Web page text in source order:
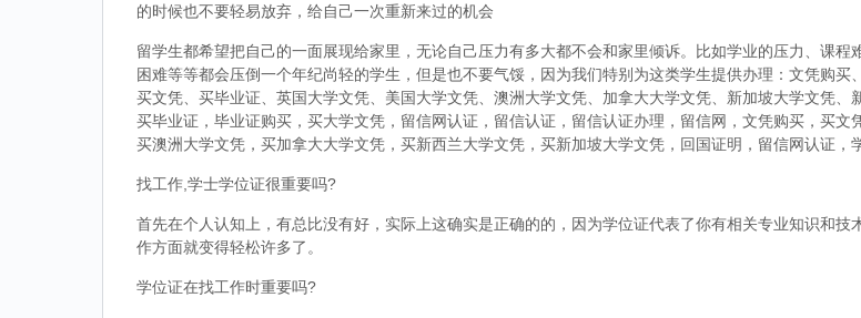
的时候也不要轻易放弃，给自己一次重新来过的机会
留学生都希望把自己的一面展现给家里，无论自己压力有多大都不会和家里倾诉。比如学业的压力、课程
困难等等都会压倒一个年纪尚轻的学生，但是也不要气馁，因为我们特别为这类学生提供办理：文凭购买
买文凭、买毕业证、英国大学文凭、美国大学文凭、澳洲大学文凭、加拿大大学文凭、新加坡大学文凭、
买毕业证，毕业证购买，买大学文凭，留信网认证，留信认证，留信认证办理，留信网，文凭购买，买文
买澳洲大学文凭，买加拿大大学文凭，买新西兰大学文凭，买新加坡大学文凭，回国证明，留信网认证，
找工作,学士学位证很重要吗?
首先在个人认知上，有总比没有好，实际上这确实是正确的的，因为学位证代表了你有相关专业知识和技
作方面就变得轻松许多了。
学位证在找工作时重要吗?